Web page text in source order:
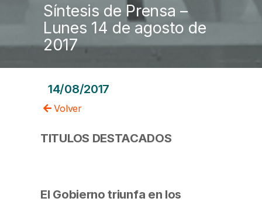
Síntesis de Prensa –
Lunes 14 de agosto de
2017
14/08/2017
Volver
TITULOS DESTACADOS
El Gobierno triunfa en los